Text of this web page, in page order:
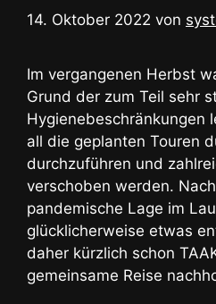
14. Oktober 2022 von
Im vergangenen Herbst
Grund der zum Teil sehr
Hygienebeschränkungen
all die geplanten Touren
durchzuführen und
verschoben werden.
pandemische Lage im
glücklicherweise etwas
daher kürzlich schon
gemeinsame Reise